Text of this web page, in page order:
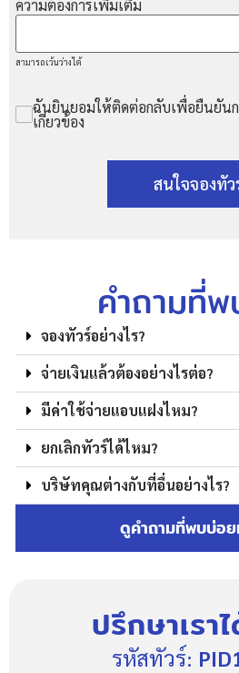
ความต้องการเพิ่มเติม
สามารถเว้นว่างได้
ฉันยินยอมให้ติดต่อกลับเพื่อยืนยัน
เกี่ยวข้อง
สนใจจองทั
คำถามที่
จองทัวร์อย่างไร?
จ่ายเงินแล้วต้องอย่างไรต่อ?
มีค่าใช้จ่ายแอบแฝงไหม?
ยกเลิกทัวร์ได้ไหม?
บริษัทคุณต่างกับที่อื่นอย่างไร?
ดูคำถามที่พบบ่อ
ปรึกษาเรา
รหัสทัวร์: